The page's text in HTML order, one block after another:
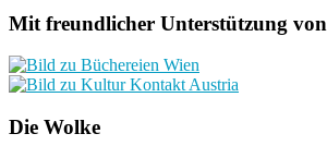
Mit freundlicher Unterstützung von
Die Wolke